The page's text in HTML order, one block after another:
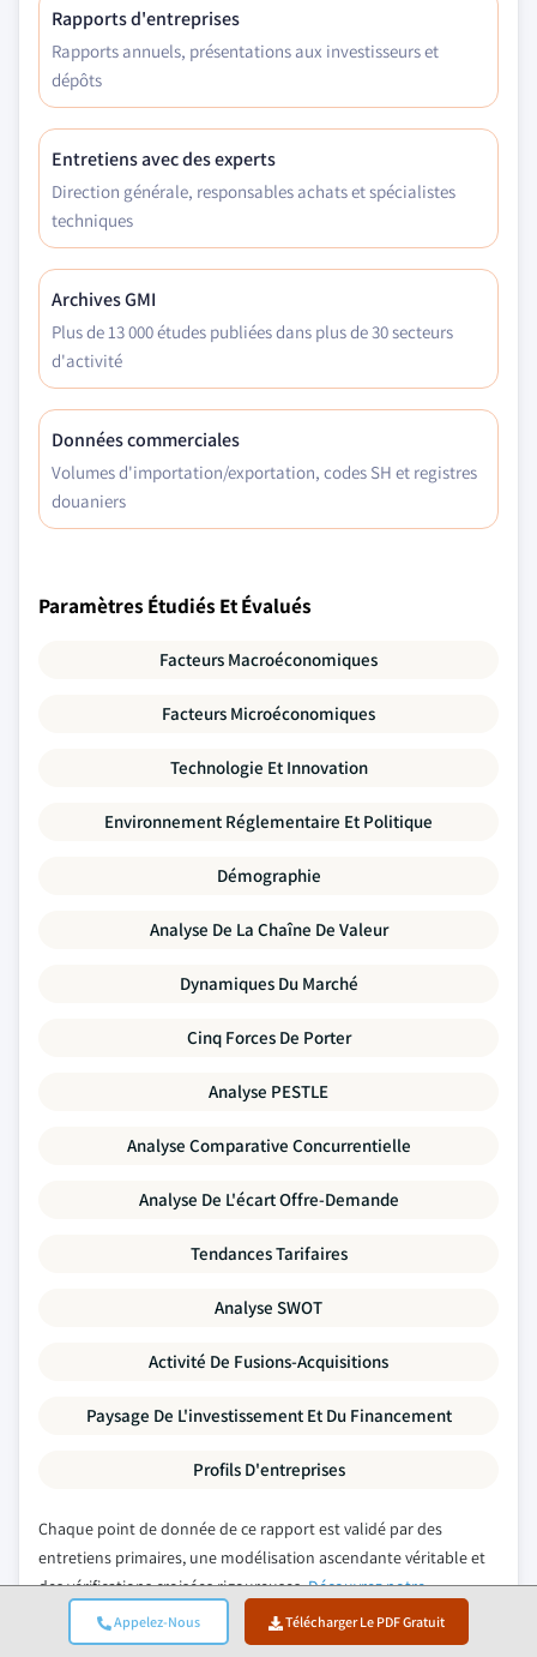
Appelez-Nous Télécharger Le PDF Gratuit
Rapports d'entreprises
Rapports annuels, présentations aux investisseurs et
dépôts
Entretiens avec des experts
Direction générale, responsables achats et spécialistes
techniques
Archives GMI
Plus de 13 000 études publiées dans plus de 30 secteurs
d'activité
Données commerciales
Volumes d'importation/exportation, codes SH et registres
douaniers
Paramètres Étudiés Et Évalués
Facteurs Macroéconomiques
Facteurs Microéconomiques
Technologie Et Innovation
Environnement Réglementaire Et Politique
Démographie
Analyse De La Chaîne De Valeur
Dynamiques Du Marché
Cinq Forces De Porter
Analyse PESTLE
Analyse Comparative Concurrentielle
Analyse De L'écart Offre-Demande
Tendances Tarifaires
Analyse SWOT
Activité De Fusions-Acquisitions
Paysage De L'investissement Et Du Financement
Profils D'entreprises
Chaque point de donnée de ce rapport est validé par des
entretiens primaires, une modélisation ascendante véritable et
des vérifications croisées rigoureuses.Découvrez notre
processus de recherche →